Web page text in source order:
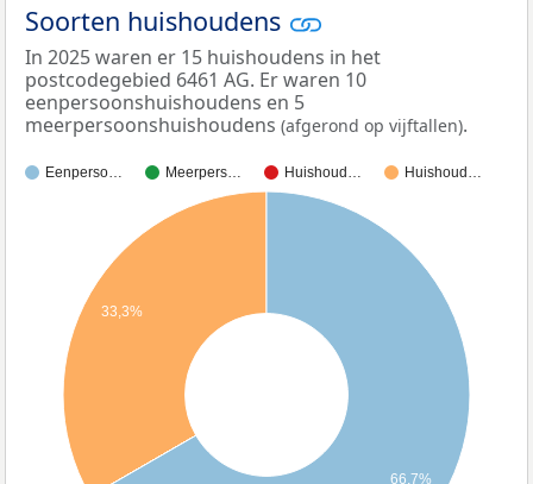
Soorten huishoudens
In 2025 waren er 15 huishoudens in het
postcodegebied 6461 AG. Er waren 10
eenpersoonshuishoudens en 5
meerpersoonshuishoudens (afgerond op vijftallen).
Eenperso… Meerpers… Huishoud… Huishoud…
33,3%
66,7%